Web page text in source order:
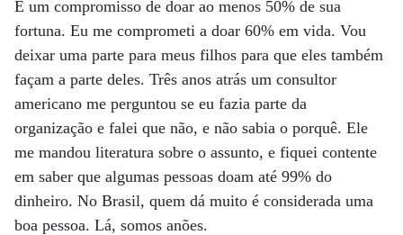
É um compromisso de doar ao menos 50% de sua
fortuna. Eu me comprometi a doar 60% em vida. Vou
deixar uma parte para meus filhos para que eles também
façam a parte deles. Três anos atrás um consultor
americano me perguntou se eu fazia parte da
organização e falei que não, e não sabia o porquê. Ele
me mandou literatura sobre o assunto, e fiquei contente
em saber que algumas pessoas doam até 99% do
dinheiro. No Brasil, quem dá muito é considerada uma
boa pessoa. Lá, somos anões.